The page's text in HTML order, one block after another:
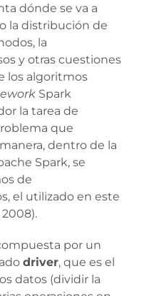
dónde se va a
la distribución de
la
y otras cuestiones
los algoritmos
Spark
la tarea de
que
dentro de la
Spark, se
de
el utilizado en este
por un
driver, que es el
datos (dividir la